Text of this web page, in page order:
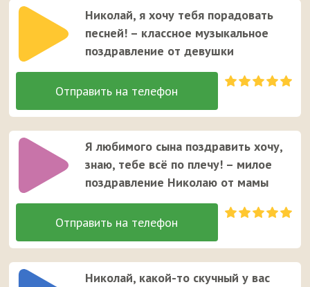
Николай, я хочу тебя порадовать
песней! – классное музыкальное
поздравление от девушки
Я любимого сына поздравить хочу,
знаю, тебе всё по плечу! – милое
поздравление Николаю от мамы
Николай, какой-то скучный у вас